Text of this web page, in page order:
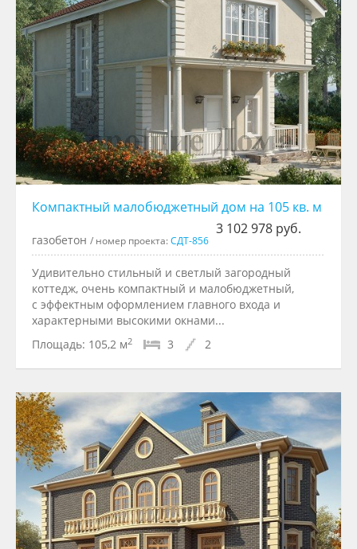
Компактный малобюджетный дом на 105 кв. м
3 102 978 руб.
газобетон / номер проекта:СДТ-856
Удивительно стильный и светлый загородный
коттедж, очень компактный и малобюджетный,
с эффектным оформлением главного входа и
характерными высокими окнами...
Площадь: 105,2 м2 3 2